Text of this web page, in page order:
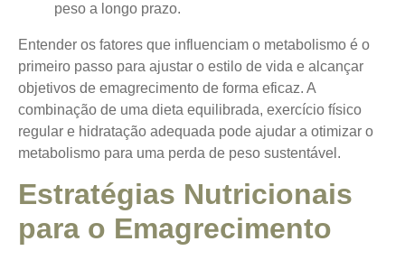
peso a longo prazo.
Entender os fatores que influenciam o metabolismo é o
primeiro passo para ajustar o estilo de vida e alcançar
objetivos de emagrecimento de forma eficaz. A
combinação de uma dieta equilibrada, exercício físico
regular e hidratação adequada pode ajudar a otimizar o
metabolismo para uma perda de peso sustentável.
Estratégias Nutricionais
para o Emagrecimento